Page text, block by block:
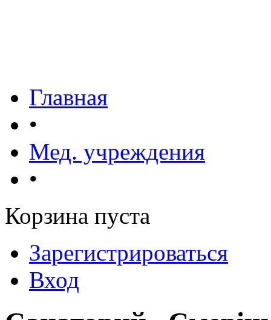
Главная
•
Мед. учреждения
•
Корзина пуста
Зарегистрироваться
Вход